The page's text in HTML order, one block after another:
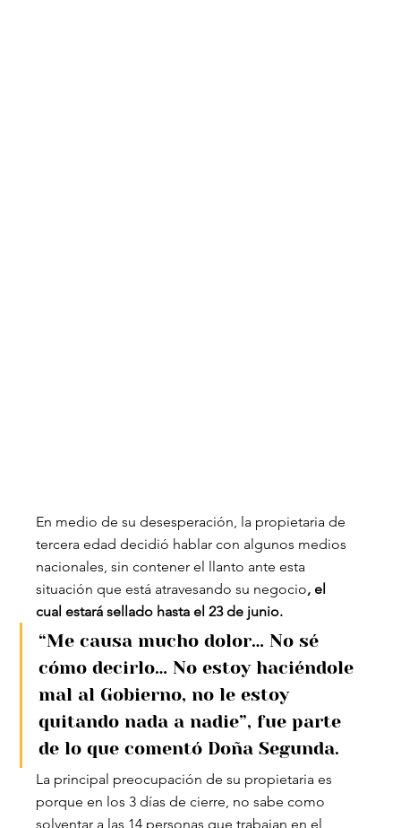
En medio de su desesperación, la propietaria de
tercera edad decidió hablar con algunos medios
nacionales, sin contener el llanto ante esta
situación que está atravesando su negocio, el
cual estará sellado hasta el 23 de junio.
“Me causa mucho dolor… No sé
cómo decirlo… No estoy haciéndole
mal al Gobierno, no le estoy
quitando nada a nadie”, fue parte
de lo que comentó Doña Segunda.
La principal preocupación de su propietaria es
porque en los 3 días de cierre, no sabe como
solventar a las 14 personas que trabajan en el